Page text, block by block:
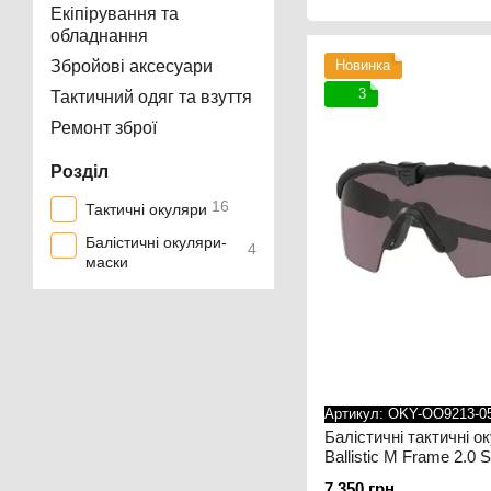
Новинка
3
Артикул: OKY-OO9213-
Балістичні тактичні
Ballistic M Frame 2.0
Екіпірування та
обладнання
Збройові аксесуари
Тактичний одяг та взуття
Ремонт зброї
Розділ
Тактичні окуляри 16
Балістичні окуляри-
маски
4